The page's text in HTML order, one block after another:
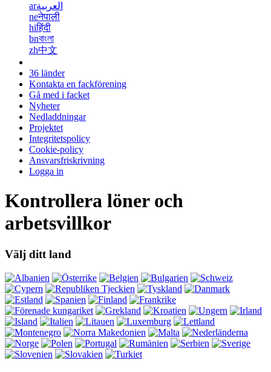
arالعربية
neनेपाली
hiहिंदी
bnবাংলা
zh中文
36 länder
Kontakta en fackförening
Gå med i facket
Nyheter
Nedladdningar
Projektet
Integritetspolicy
Cookie-policy
Ansvarsfriskrivning
Logga in
Kontrollera löner och
arbetsvillkor
Välj ditt land